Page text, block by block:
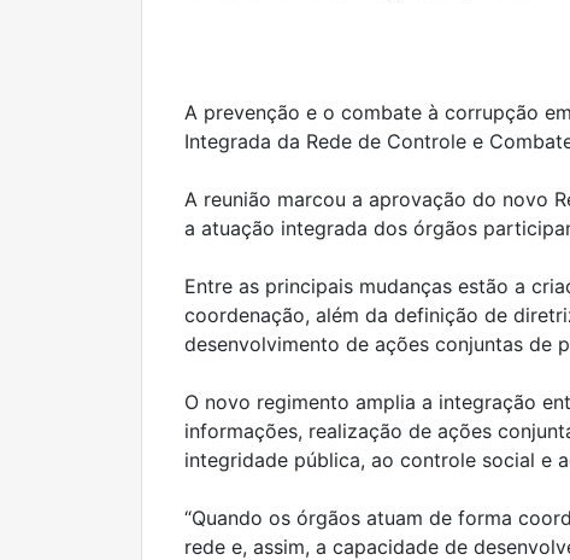
A prevenção e o combate à corrupção
Integrada da Rede de Controle e
A reunião marcou a aprovação do novo
a atuação integrada dos órgãos
Entre as principais mudanças estão a
coordenação, além da definição de
desenvolvimento de ações conjuntas de
O novo regimento amplia a integração
informações, realização de ações
integridade pública, ao controle social e
“Quando os órgãos atuam de forma
rede e, assim, a capacidade de